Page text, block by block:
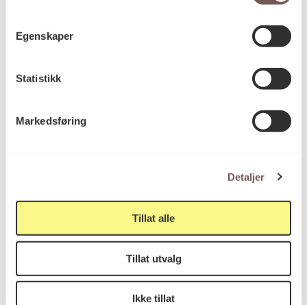
Egenskaper
Statistikk
Markedsføring
Detaljer
Tillat alle
Tillat utvalg
Ikke tillat
St. Olavs plass
Besøksadresse